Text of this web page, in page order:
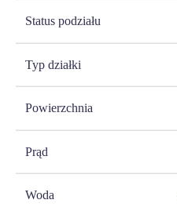
Status podziału
Typ działki
Powierzchnia
Prąd
Woda